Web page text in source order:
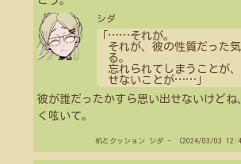
シダ
……それが。
それが、彼の性質だった
る。
忘れられてしまうことが
せないことが……
彼が誰だったかすら思い出せないけどね
く呟いて。
机とクッション シダ- （2024/03/03